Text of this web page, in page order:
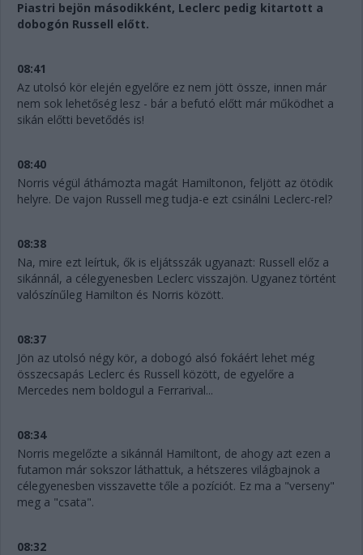
Piastri bejön másodikként, Leclerc pedig kitartott a
dobogón Russell előtt.
08:41
Az utolsó kör elején egyelőre ez nem jött össze, innen már
nem sok lehetőség lesz - bár a befutó előtt már működhet a
sikán előtti bevetődés is!
08:40
Norris végül áthámozta magát Hamiltonon, feljött az ötödik
helyre. De vajon Russell meg tudja-e ezt csinálni Leclerc-rel?
08:38
Na, mire ezt leírtuk, ők is eljátsszák ugyanazt: Russell előz a
sikánnál, a célegyenesben Leclerc visszajön. Ugyanez történt
valószínűleg Hamilton és Norris között.
08:37
Jön az utolsó négy kör, a dobogó alsó fokáért lehet még
összecsapás Leclerc és Russell között, de egyelőre a
Mercedes nem boldogul a Ferrarival...
08:34
Norris megelőzte a sikánnál Hamiltont, de ahogy azt ezen a
futamon már sokszor láthattuk, a hétszeres világbajnok a
célegyenesben visszavette tőle a pozíciót. Ez ma a "verseny"
meg a "csata".
08:32